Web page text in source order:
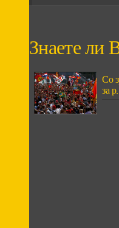
Знаете ли
Со
за